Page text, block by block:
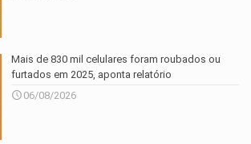
Mais de 830 mil celulares foram roubados ou
furtados em 2025, aponta relatório
06/08/2026